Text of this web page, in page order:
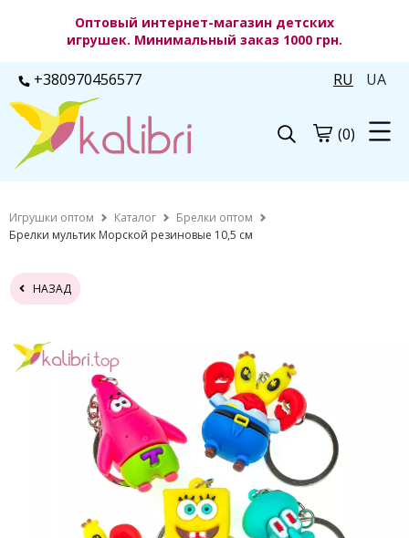
Оптовый интернет-магазин детских
игрушек. Минимальный заказ 1000 грн.
+380970456577 RU UA
(0)
Игрушки оптом Каталог
Брелки оптом
Брелки мультик Морской резиновые 10,5 см
НАЗАД